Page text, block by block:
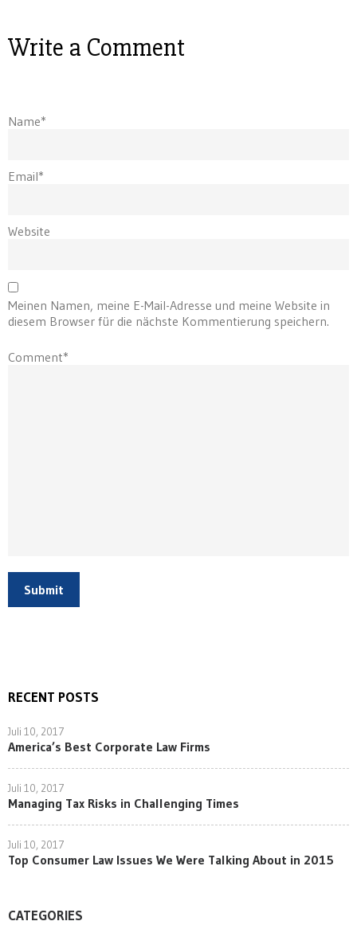
Write a Comment
Name*
Email*
Website
Meinen Namen, meine E-Mail-Adresse und meine Website in
diesem Browser für die nächste Kommentierung speichern.
Comment*
Submit
RECENT POSTS
Juli 10, 2017
America’s Best Corporate Law Firms
Juli 10, 2017
Managing Tax Risks in Challenging Times
Juli 10, 2017
Top Consumer Law Issues We Were Talking About in 2015
CATEGORIES